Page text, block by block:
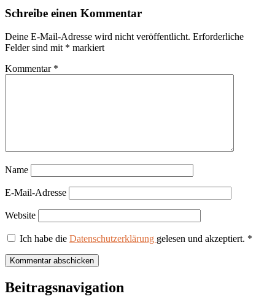
Schreibe einen Kommentar
Deine E-Mail-Adresse wird nicht veröffentlicht. Erforderliche
Felder sind mit * markiert
Kommentar *
Name
E-Mail-Adresse
Website
Ich habe die Datenschutzerklärung gelesen und akzeptiert. *
Beitragsnavigation